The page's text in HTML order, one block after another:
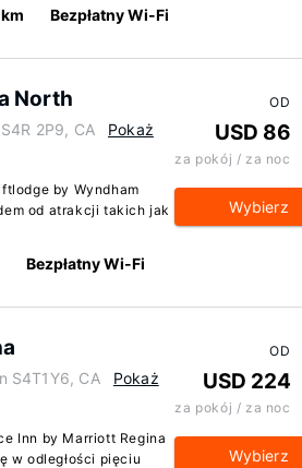
Bezpłatny Wi-Fi
North
2P9, CA
Pokaż
by Wyndham
od atrakcji takich jak
Bezpłatny Wi-Fi
OD
USD 86
za pokój / za noc
Wybierz
S4T1Y6, CA
Pokaż
Inn by Marriott Regina
w odległości pięciu
OD
USD 224
za pokój / za noc
Wybierz